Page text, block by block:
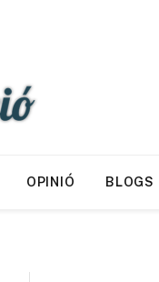
OPINIÓ BLOGS